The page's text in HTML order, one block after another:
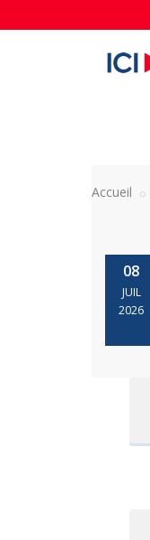
Accueil
08
JUIL
2026